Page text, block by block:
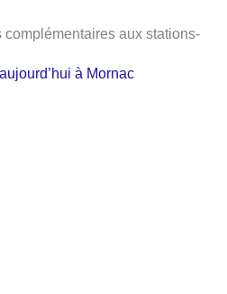
complémentaires aux stations-
à Mornac